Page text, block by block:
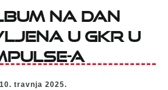
na dan
u GKR u
a
10. travnja 2025.